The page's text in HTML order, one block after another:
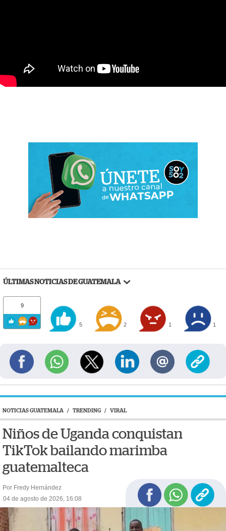
ÚLTIMAS NOTICIAS DE GUATEMALA
9
5 2 1 1
NOTICIAS GUATEMALA / TRENDING / VIRAL
Niños de Uganda conquistan
TikTok bailando marimba
guatemalteca
Por Fredy Hernández
04 de agosto de 2026, 16:08